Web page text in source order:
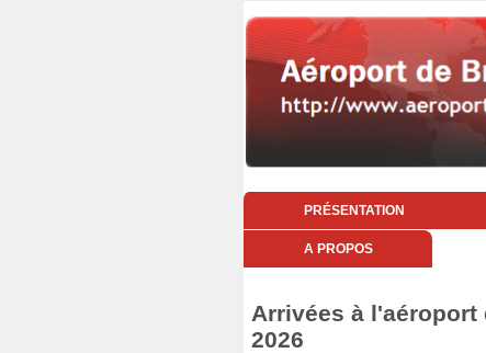
PRÉSENTATION
A PROPOS
Arrivées à
2026